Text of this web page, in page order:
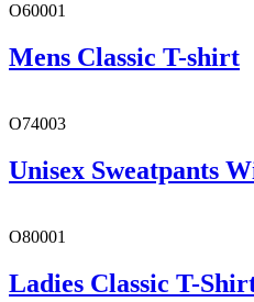
O60001
Mens Classic T-shirt
O74003
Unisex Sweatpants
O80001
Ladies Classic T-